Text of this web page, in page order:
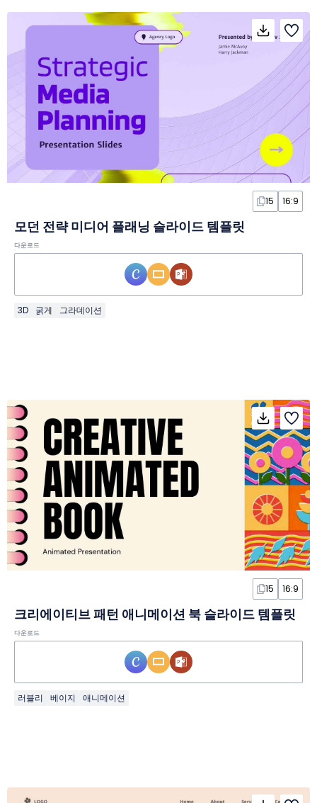
15 16:9
모던 전략 미디어 플래닝 슬라이드 템플릿
다운로드
3D 굵게 그라데이션
15 16:9
크리에이티브 패턴 애니메이션 북 슬라이드 템플릿
다운로드
러블리 베이지 애니메이션